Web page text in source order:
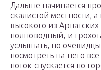
Дальше начинается
скалистой местности,
высокого из
полноводный, и
услышать, но
посмотреть на него
поток спускается по